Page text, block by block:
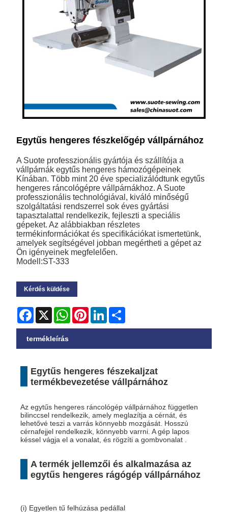
Egytűs hengeres fészkelőgép vállpárnához
A Suote professzionális gyártója és szállítója a
vállpárnák egytűs hengeres hámozógépeinek
Kínában. Több mint 20 éve specializálódtunk egytűs
hengeres ráncológépre vállpárnákhoz. A Suote
professzionális technológiával, kiváló minőségű
szolgáltatási rendszerrel sok éves gyártási
tapasztalattal rendelkezik, fejleszti a speciális
gépeket. Az alábbiakban részletes
termékinformációkat és specifikációkat ismertetünk,
amelyek segítségével jobban megértheti a gépet az
Ön igényeinek megfelelően.
Modell:ST-333
Kérdés küldése
Facebook
X WhatsApp
PinterestLinkedIn
termékleírás
Egytűs hengeres fészekaljzat
termékbevezetése vállpárnához
Az egytűs hengeres ráncológép vállpárnához független
bilinccsel rendelkezik, amely meglazítja a cérnát, és
lehetővé teszi a varrás könnyebb mozgását. Hosszú
cérnafejjel rendelkezik, könnyebb varrni. A gép lapos
késsel vágja el a vonalat, és rögzíti a gombvonalat .
A termék jellemzői és alkalmazása az
egytűs hengeres rágógép vállpárnához
(i) Egyetlen tű felhúzása pedállal